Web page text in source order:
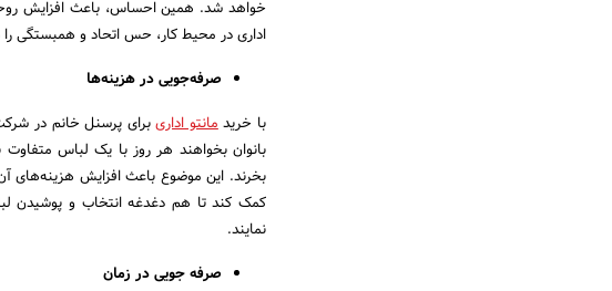
خواهد شد. همین احساس، باعث افزایش
اداری در محیط کار، حس اتحاد و همبستگی را
صرفه‌جویی در هزینه‌ها
با خریدمانتو اداریبرای پرسنل خانم در
بانوان بخواهند هر روز با یک لباس
بخرند. این موضوع باعث افزایش هزینه‌های
کمک کند تا هم دغدغه انتخاب و پوشیدن
نمایند.
صرفه جویی در زمان